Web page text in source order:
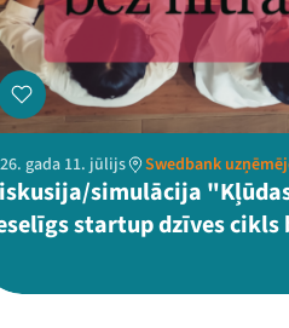
gada 11. jūlijs Swedbank
simulācija
startup dzīves